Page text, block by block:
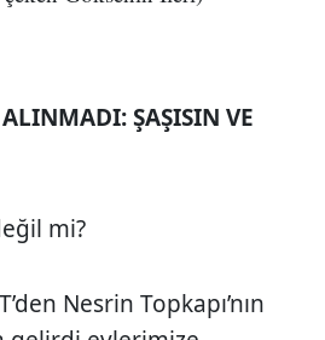
ŞAŞISIN VE
mi?
Nesrin Topkapı’nın